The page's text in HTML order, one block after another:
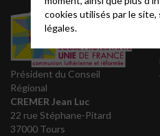
Président du Conseil
Régional
CREMER Jean Luc
22 rue Stéphane-Pitard
37000 Tours
cookies utilisés par le site,
légales.